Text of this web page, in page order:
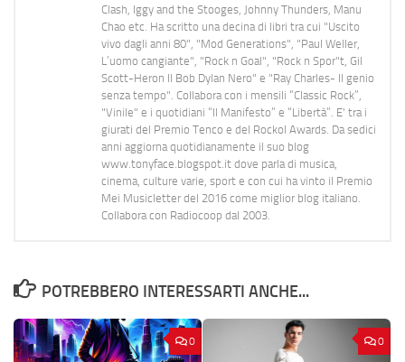
Clash, Iggy and the Stooges, Johnny Thunders, Manu
Chao etc. Ha scritto una decina di libri tra cui "Uscito
vivo dagli anni 80", "Mod Generations", "Paul Weller,
L’uomo cangiante", "Rock n Goal", "Rock n Spor"t, Gil
Scott-Heron Il Bob Dylan Nero" e "Ray Charles- Il genio
senza tempo". Collabora con i mensili “Classic Rock”,
"Vinile" e i quotidiani “Il Manifesto” e “Libertà”. E' tra i
giurati del Premio Tenco e del Rockol Awards. Da sedici
anni aggiorna quotidianamente il suo blog
www.tonyface.blogspot.it dove parla di musica,
cinema, culture varie, sport e con cui ha vinto il Premio
Mei Musicletter del 2016 come miglior blog italiano.
Collabora con Radiocoop dal 2003.
POTREBBERO INTERESSARTI ANCHE...
0 0